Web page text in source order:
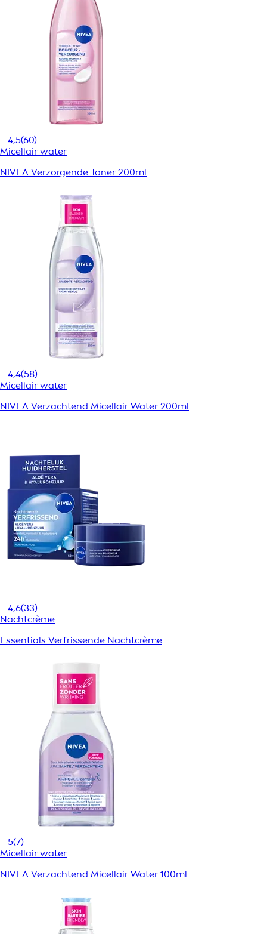
4,5(60)
Micellair water
NIVEA Verzorgende Toner 200ml
4,4(58)
Micellair water
NIVEA Verzachtend Micellair Water 200ml
4,6(33)
Nachtcrème
Essentials Verfrissende Nachtcrème
5(7)
Micellair water
NIVEA Verzachtend Micellair Water 100ml